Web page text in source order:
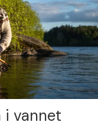
i vannet